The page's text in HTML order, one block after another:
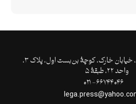
تهـران،‌ خیابان انقلاب، خیابان خارک، کوچۀ بن‌بست اول، پلاک ۳،
واحد ۲۲، طبقۀ ۵